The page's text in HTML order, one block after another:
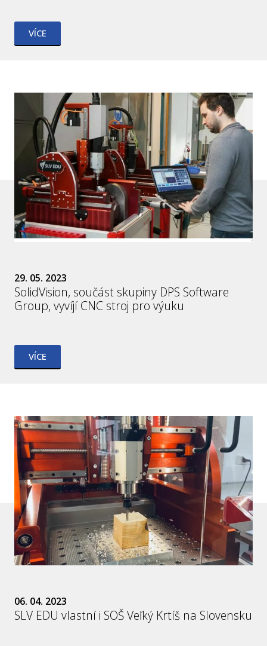
VÍCE
29. 05. 2023
SolidVision, součást skupiny DPS Software
Group, vyvíjí CNC stroj pro výuku
VÍCE
06. 04. 2023
SLV EDU vlastní i SOŠ Veľký Krtíš na Slovensku